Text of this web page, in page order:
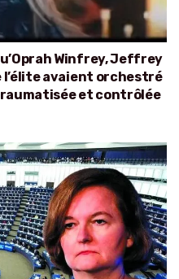
Winfrey, Jeffrey
l’élite avaient orchestré
et contrôlée